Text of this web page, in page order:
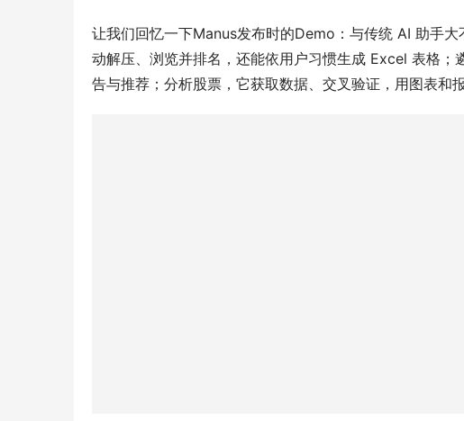
让我们回忆一下Manus发布时的Demo：与传统 AI 助手
动解压、浏览并排名，还能依用户习惯生成 Excel 表格
告与推荐；分析股票，它获取数据、交叉验证，用图表和